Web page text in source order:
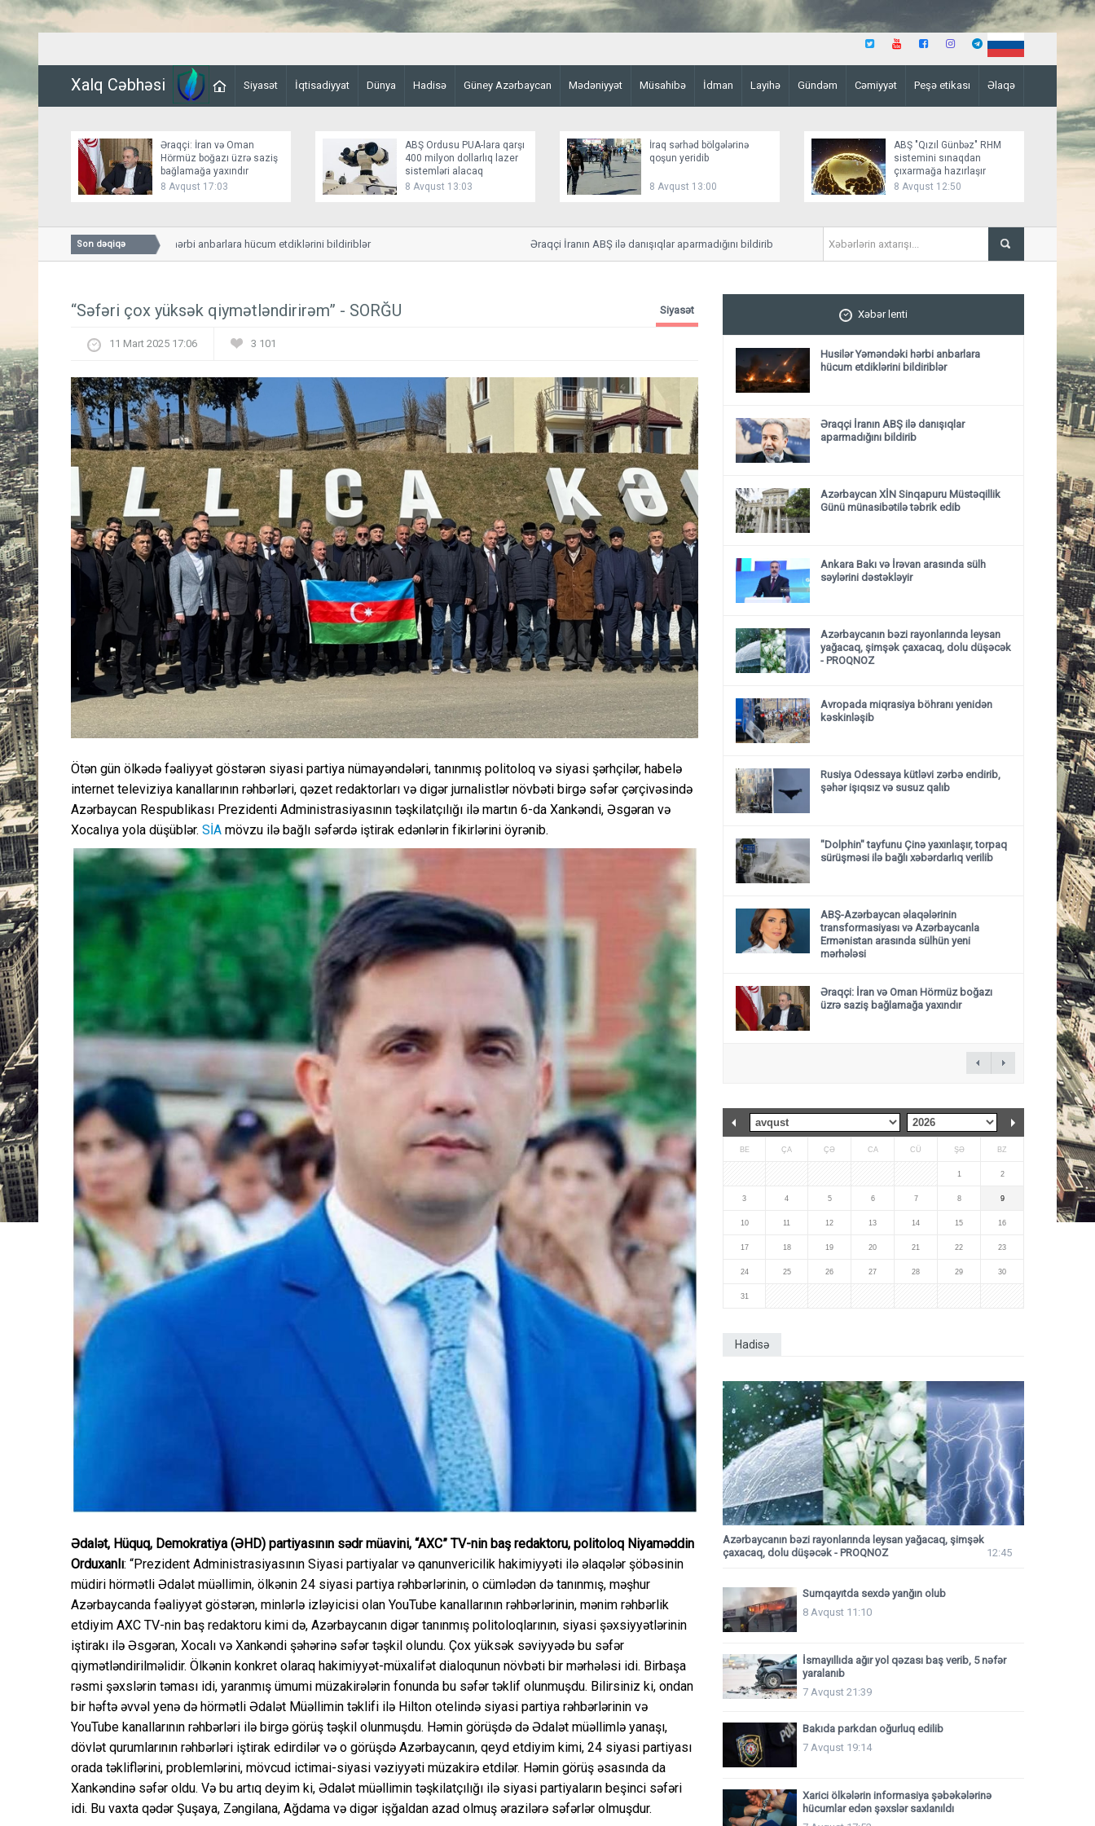
Xalq Cəbhəsi Siyasət İqtisadiyyat Dünya Hadisə Güney Azərbaycan Mədəniyyət Müsahibə İdman Layihə Gündəm Cəmiyyət Peşə etikası Əlaqə
Əraqçi: İran və Oman
Hörmüz boğazı üzrə saziş
bağlamağa yaxındır
8 Avqust 17:03
ABŞ Ordusu PUA-lara qarşı
400 milyon dollarlıq lazer
sistemləri alacaq
8 Avqust 13:03
İraq sərhəd bölgələrinə
qoşun yeridib
8 Avqust 13:00
ABŞ "Qızıl Günbəz" RHM
sistemini sınaqdan
çıxarmağa hazırlaşır
8 Avqust 12:50
Son dəqiqə
Husilər Yəməndəki hərbi anbarlara hücum etdiklərini bildiriblər Əraqçi İranın ABŞ ilə danışıqlar aparmadığını bildirib Azərbaycan XİN Sinqapuru
“Səfəri çox yüksək qiymətləndirirəm” - SORĞU Siyasət
11 Mart 2025 17:06 3 101
Ötən gün ölkədə fəaliyyət göstərən siyasi partiya nümayəndələri, tanınmış politoloq və siyasi şərhçilər, habelə
internet televiziya kanallarının rəhbərləri, qəzet redaktorları və digər jurnalistlər növbəti birgə səfər çərçivəsində
Azərbaycan Respublikası Prezidenti Administrasiyasının təşkilatçılığı ilə martın 6-da Xankəndi, Əsgəran və
Xocalıya yola düşüblər. SİA mövzu ilə bağlı səfərdə iştirak edənlərin fikirlərini öyrənib.
Ədalət, Hüquq, Demokratiya (ƏHD) partiyasının sədr müavini, “AXC” TV-nin baş redaktoru, politoloq Niyaməddin
Orduxanlı: “Prezident Administrasiyasının Siyasi partiyalar və qanunvericilik hakimiyyəti ilə əlaqələr şöbəsinin
müdiri hörmətli Ədalət müəllimin, ölkənin 24 siyasi partiya rəhbərlərinin, o cümlədən də tanınmış, məşhur
Azərbaycanda fəaliyyət göstərən, minlərlə izləyicisi olan YouTube kanallarının rəhbərlərinin, mənim rəhbərlik
etdiyim AXC TV-nin baş redaktoru kimi də, Azərbaycanın digər tanınmış politoloqlarının, siyasi şəxsiyyətlərinin
iştirakı ilə Əsgəran, Xocalı və Xankəndi şəhərinə səfər təşkil olundu. Çox yüksək səviyyədə bu səfər
qiymətləndirilməlidir. Ölkənin konkret olaraq hakimiyyət-müxalifət dialoqunun növbəti bir mərhələsi idi. Birbaşa
rəsmi şəxslərin təması idi, yaranmış ümumi müzakirələrin fonunda bu səfər təklif olunmuşdu. Bilirsiniz ki, ondan
bir həftə əvvəl yenə də hörmətli Ədalət Müəllimin təklifi ilə Hilton otelində siyasi partiya rəhbərlərinin və
YouTube kanallarının rəhbərləri ilə birgə görüş təşkil olunmuşdu. Həmin görüşdə də Ədalət müəllimlə yanaşı,
dövlət qurumlarının rəhbərləri iştirak edirdilər və o görüşdə Azərbaycanın, qeyd etdiyim kimi, 24 siyasi partiyası
orada təkliflərini, problemlərini, mövcud ictimai-siyasi vəziyyəti müzakirə etdilər. Həmin görüş əsasında da
Xankəndinə səfər oldu. Və bu artıq deyim ki, Ədalət müəllimin təşkilatçılığı ilə siyasi partiyaların beşinci səfəri
idi. Bu vaxta qədər Şuşaya, Zəngilana, Ağdama və digər işğaldan azad olmuş ərazilərə səfərlər olmuşdur.
Xəbər lenti
Husilər Yəməndəki hərbi anbarlara
hücum etdiklərini bildiriblər
Əraqçi İranın ABŞ ilə danışıqlar
aparmadığını bildirib
Azərbaycan XİN Sinqapuru Müstəqillik
Günü münasibətilə təbrik edib
Ankara Bakı və İrəvan arasında sülh
səylərini dəstəkləyir
Azərbaycanın bəzi rayonlarında leysan
yağacaq, şimşək çaxacaq, dolu düşəcək
- PROQNOZ
Avropada miqrasiya böhranı yenidən
kəskinləşib
Rusiya Odessaya kütləvi zərbə endirib,
şəhər işıqsız və susuz qalıb
"Dolphin" tayfunu Çinə yaxınlaşır, torpaq
sürüşməsi ilə bağlı xəbərdarlıq verilib
ABŞ-Azərbaycan əlaqələrinin
transformasiyası və Azərbaycanla
Ermənistan arasında sülhün yeni
mərhələsi
Əraqçi: İran və Oman Hörmüz boğazı
üzrə saziş bağlamağa yaxındır
BE ÇA ÇƏ CA CÜ ŞƏ BZ
1 2
3 4 5 6 7 8 9
10 11 12 13 14 15 16
17 18 19 20 21 22 23
24 25 26 27 28 29 30
31
Hadisə
Azərbaycanın bəzi rayonlarında leysan yağacaq, şimşək
çaxacaq, dolu düşəcək - PROQNOZ
12:45
Sumqayıtda sexdə yanğın olub
8 Avqust 11:10
İsmayıllıda ağır yol qəzası baş verib, 5 nəfər
yaralanıb
7 Avqust 21:39
Bakıda parkdan oğurluq edilib
7 Avqust 19:14
Xarici ölkələrin informasiya şəbəkələrinə
hücumlar edən şəxslər saxlanıldı